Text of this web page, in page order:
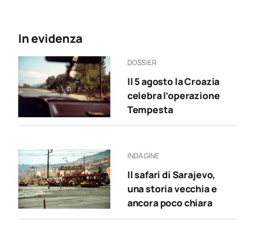
In evidenza
DOSSIER
Il 5 agosto la Croazia
celebra l’operazione
Tempesta
INDAGINE
Il safari di Sarajevo,
una storia vecchia e
ancora poco chiara